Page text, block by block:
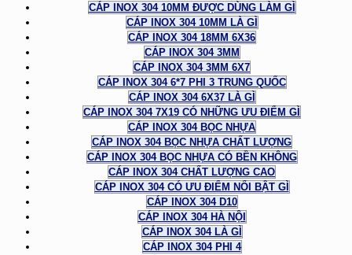
CÁP INOX 304 10MM ĐƯỢC DÙNG LÀM GÌ
CÁP INOX 304 10MM LÀ GÌ
CÁP INOX 304 18MM 6X36
CÁP INOX 304 3MM
CÁP INOX 304 3MM 6X7
CÁP INOX 304 6*7 PHI 3 TRUNG QUỐC
CÁP INOX 304 6X37 LÀ GÌ
CÁP INOX 304 7X19 CÓ NHỮNG ƯU ĐIỂM GÌ
CÁP INOX 304 BỌC NHỰA
CÁP INOX 304 BỌC NHỰA CHẤT LƯỢNG
CÁP INOX 304 BỌC NHỰA CÓ BỀN KHÔNG
CÁP INOX 304 CHẤT LƯỢNG CAO
CÁP INOX 304 CÓ ƯU ĐIỂM NỔI BẬT GÌ
CÁP INOX 304 D10
CÁP INOX 304 HÀ NỘI
CÁP INOX 304 LÀ GÌ
CÁP INOX 304 PHI 4